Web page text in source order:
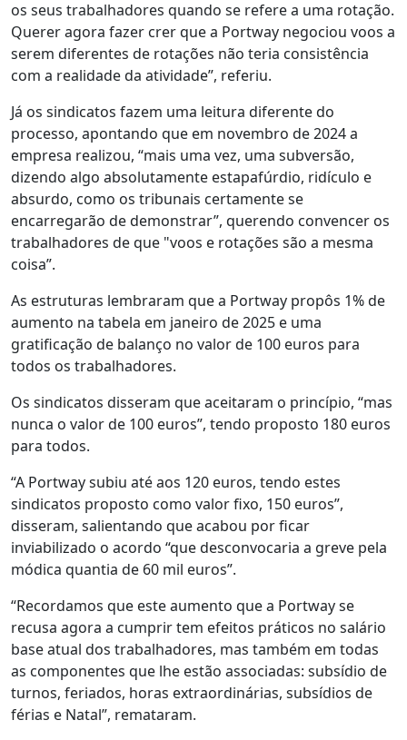
os seus trabalhadores quando se refere a uma rotação.
Querer agora fazer crer que a Portway negociou voos a
serem diferentes de rotações não teria consistência
com a realidade da atividade”, referiu.
Já os sindicatos fazem uma leitura diferente do
processo, apontando que em novembro de 2024 a
empresa realizou, “mais uma vez, uma subversão,
dizendo algo absolutamente estapafúrdio, ridículo e
absurdo, como os tribunais certamente se
encarregarão de demonstrar”, querendo convencer os
trabalhadores de que "voos e rotações são a mesma
coisa”.
As estruturas lembraram que a Portway propôs 1% de
aumento na tabela em janeiro de 2025 e uma
gratificação de balanço no valor de 100 euros para
todos os trabalhadores.
Os sindicatos disseram que aceitaram o princípio, “mas
nunca o valor de 100 euros”, tendo proposto 180 euros
para todos.
“A Portway subiu até aos 120 euros, tendo estes
sindicatos proposto como valor fixo, 150 euros”,
disseram, salientando que acabou por ficar
inviabilizado o acordo “que desconvocaria a greve pela
módica quantia de 60 mil euros”.
“Recordamos que este aumento que a Portway se
recusa agora a cumprir tem efeitos práticos no salário
base atual dos trabalhadores, mas também em todas
as componentes que lhe estão associadas: subsídio de
turnos, feriados, horas extraordinárias, subsídios de
férias e Natal”, remataram.